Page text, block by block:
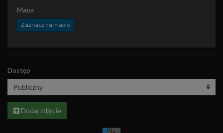
Mapa
Zaznacz na mapie
Dostęp
Dodaj zdjęcie